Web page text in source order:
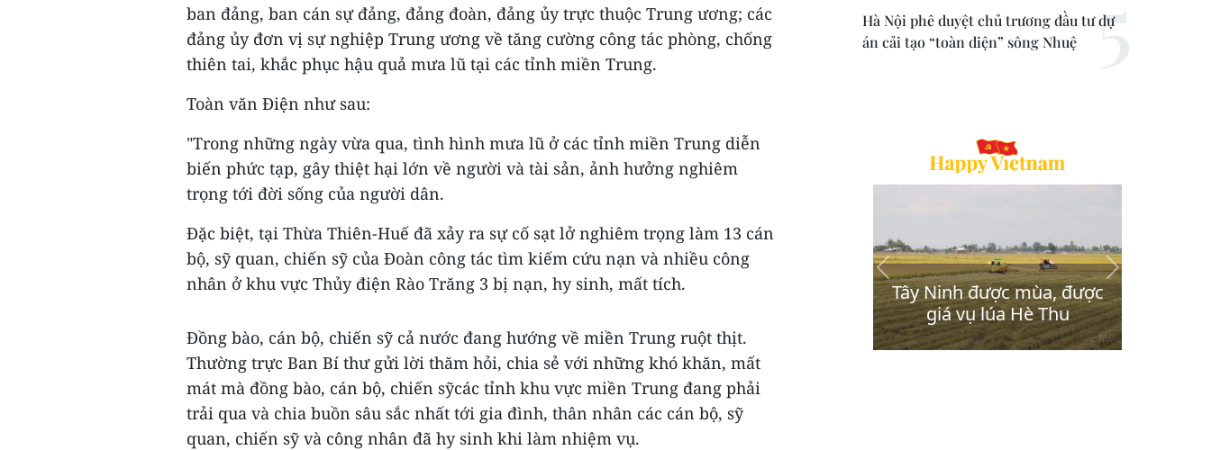
ban đảng, ban cán sự đảng, đảng đoàn, đảng ủy trực thuộc Trung ương; các
đảng ủy đơn vị sự nghiệp Trung ương về tăng cường công tác phòng, chống
thiên tai, khắc phục hậu quả mưa lũ tại các tỉnh miền Trung.
Toàn văn Điện như sau:
"Trong những ngày vừa qua, tình hình mưa lũ ở các tỉnh miền Trung diễn
biến phức tạp, gây thiệt hại lớn về người và tài sản, ảnh hưởng nghiêm
trọng tới đời sống của người dân.
Đặc biệt, tại Thừa Thiên-Huế đã xảy ra sự cố sạt lở nghiêm trọng làm 13 cán
bộ, sỹ quan, chiến sỹ của Đoàn công tác tìm kiếm cứu nạn và nhiều công
nhân ở khu vực Thủy điện Rào Trăng 3 bị nạn, hy sinh, mất tích.
Đồng bào, cán bộ, chiến sỹ cả nước đang hướng về miền Trung ruột thịt.
Thường trực Ban Bí thư gửi lời thăm hỏi, chia sẻ với những khó khăn, mất
mát mà đồng bào, cán bộ, chiến sỹcác tỉnh khu vực miền Trung đang phải
trải qua và chia buồn sâu sắc nhất tới gia đình, thân nhân các cán bộ, sỹ
quan, chiến sỹ và công nhân đã hy sinh khi làm nhiệm vụ.
Hà Nội phê duyệt chủ trương đầu tư dự
án cải tạo “toàn diện” sông Nhuệ